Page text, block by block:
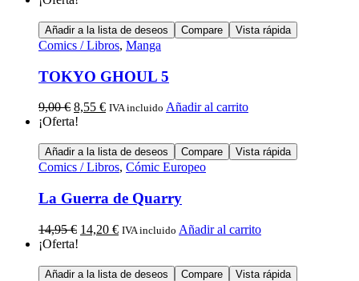
Añadir a la lista de deseos Compare Vista rápida
Comics / Libros, Manga
TOKYO GHOUL 5
9,00€ 8,55 € IVA incluido Añadir al carrito
¡Oferta!
Añadir a la lista de deseos Compare Vista rápida
Comics / Libros, Cómic Europeo
La Guerra de Quarry
14,95€ 14,20 € IVA incluido Añadir al carrito
¡Oferta!
Añadir a la lista de deseos Compare Vista rápida